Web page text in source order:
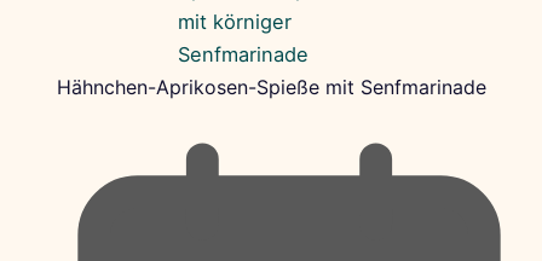
Hähnchen-Aprikosen-Spieße mit Senfmarinade